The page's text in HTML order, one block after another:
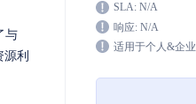
与
利
SLA: N/A
响应: N/A
适用于个人&企业